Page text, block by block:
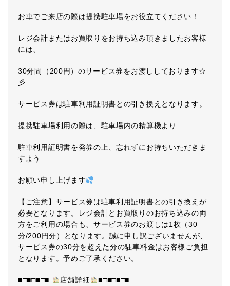
お車でご来店の際は提携駐車場をお役立てください！
レジ会計またはお買取りをお持ち込み頂きましたお客様
には、
30分間（200円）のサービス券をお渡ししております☆
彡
サービス券は駐車利用証明書との引き換えとなります。
提携駐車場利用の際は、駐車場内の精算機より
駐車利用証明書を発券の上、忘れずにお持ちいただきま
すよう
お願い申し上げます
【ご注意】サービス券は駐車利用証明書との引き換えが
必要となります。レジ会計とお買取りのお持ち込みの両
方をご利用の場合も、サービス券のお渡しは1枚（30
分/200円分）となります。誠に申し訳ございませんが、
サービス券の30分を超えた分の駐車料金はお客様ご負担
となります。予めご了承ください。
■□■□■□■ 店舗詳細 ■□■□■□■